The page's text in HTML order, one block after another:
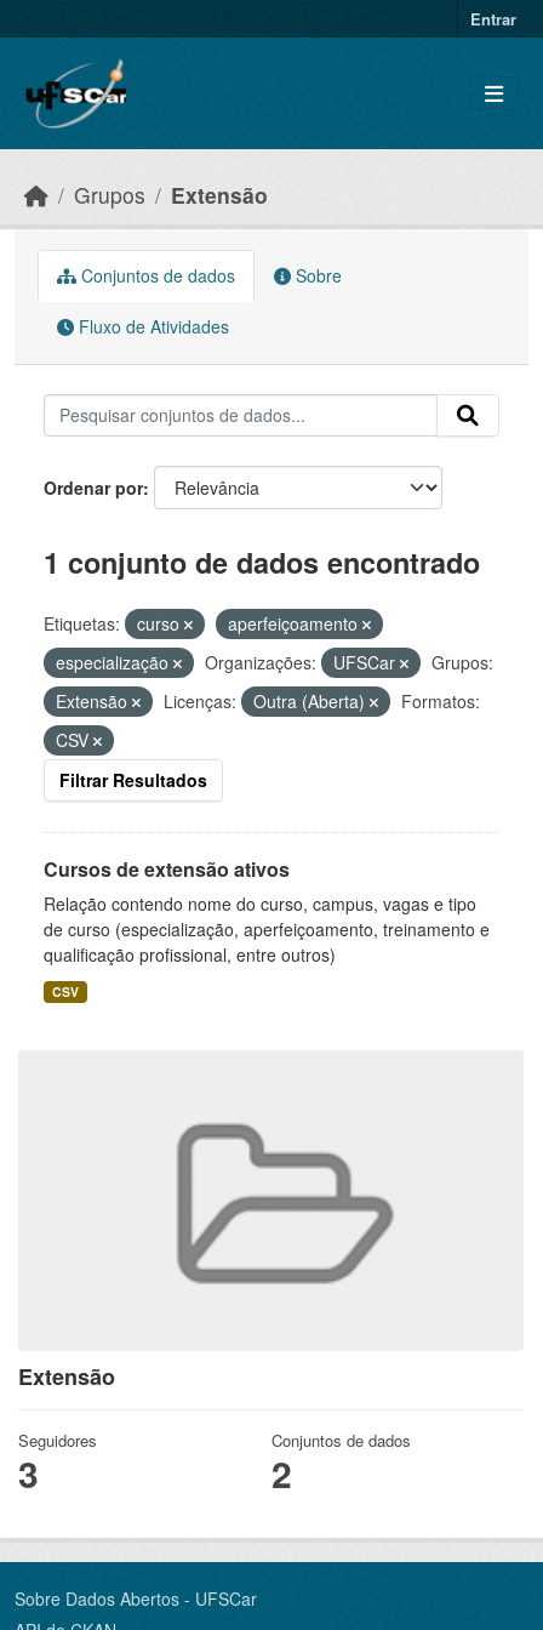
Entrar
Grupos Extensão
Extensão
Seguidores
3
Conjuntos de dados
2
Conjuntos de dados Sobre
Fluxo de Atividades
Ordenar por
1 conjunto de dados encontrado
Etiquetas: curso
aperfeiçoamento
especialização
Organizações: UFSCar
Grupos:
Extensão
Licenças: Outra (Aberta)
Formatos:
CSV
Filtrar Resultados
Cursos de extensão ativos
Relação contendo nome do curso, campus, vagas e tipo
de curso (especialização, aperfeiçoamento, treinamento e
qualificação profissional, entre outros)
CSV
Sobre Dados Abertos - UFSCar